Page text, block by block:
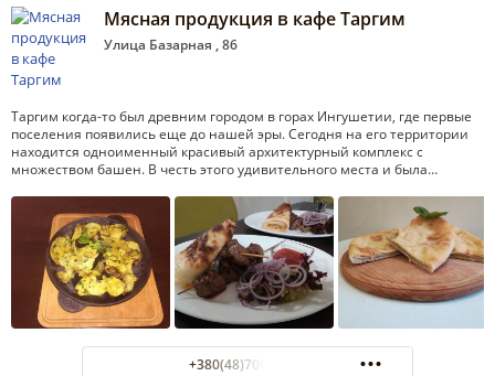
Мясная продукция в кафе Таргим
Улица Базарная , 86
Таргим когда-то был древним городом в горах Ингушетии, где первые
поселения появились еще до нашей эры. Сегодня на его территории
находится одноименный красивый архитектурный комплекс с
множеством башен. В честь этого удивительного места и была…
+380(48)700-28-91